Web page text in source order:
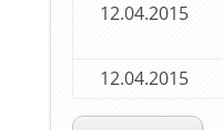
12.04.2015
12.04.2015